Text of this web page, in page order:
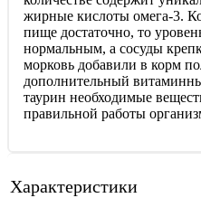
жирные кислоты омега-3.
пище достаточно, то
нормальным, а сосуды
морковь добавили в корм
дополнительный
таурин необходимые
правильной работы
Характеристики